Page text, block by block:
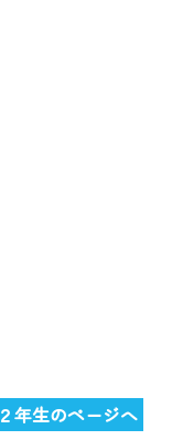
年生のページへ